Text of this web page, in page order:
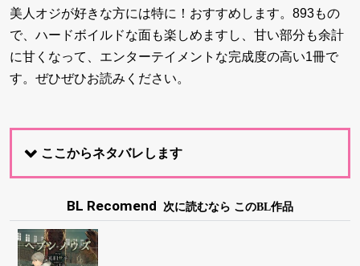
美人オジが好きな方には特に！おすすめします。893もの
で、ハードボイルドな面も楽しめますし、甘い部分も余計
に甘くなって、エンターテイメントな完成度の高い1冊で
す。ぜひぜひお読みください。
ここからネタバレします
BL Recomend 次に読むなら このBL作品